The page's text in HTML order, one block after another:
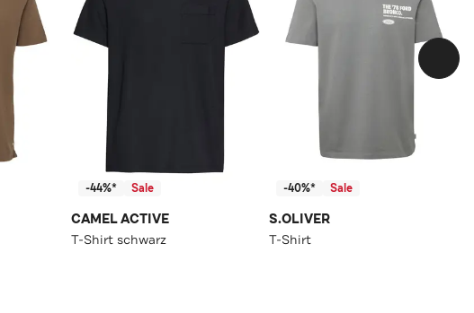
-44%* Sale
CAMEL ACTIVE
T-Shirt schwarz
-40%* Sale
S.OLIVER
T-Shirt